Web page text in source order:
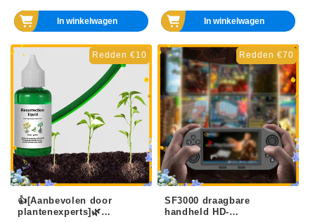
prijs
In winkelwagen
prijs
In winkelwagen
Redden €10
👍[Aanbevolen door
plantenexperts]🌿
Redden €70
SF3000 draagbare
handheld HD-